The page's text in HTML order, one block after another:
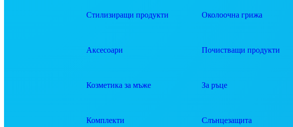
Стилизиращи продукти
Аксесоари
Козметика за мъже
Комплекти
Околоочна грижа
Почистващи продукти
За ръце
Слънцезащита